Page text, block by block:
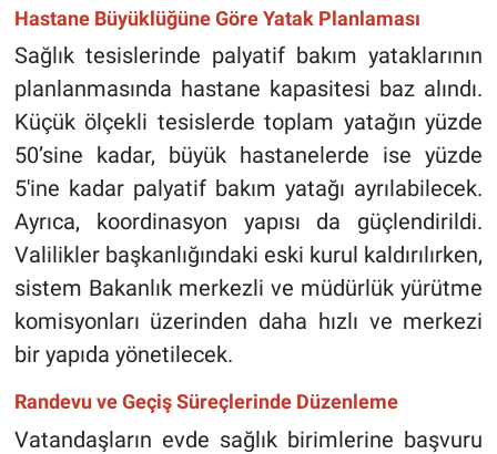
Hastane Büyüklüğüne Göre Yatak Planlaması
Sağlık tesislerinde palyatif bakım yataklarının
planlanmasında hastane kapasitesi baz alındı.
Küçük ölçekli tesislerde toplam yatağın yüzde
50’sine kadar, büyük hastanelerde ise yüzde
5'ine kadar palyatif bakım yatağı ayrılabilecek.
Ayrıca, koordinasyon yapısı da güçlendirildi.
Valilikler başkanlığındaki eski kurul kaldırılırken,
sistem Bakanlık merkezli ve müdürlük yürütme
komisyonları üzerinden daha hızlı ve merkezi
bir yapıda yönetilecek.
Randevu ve Geçiş Süreçlerinde Düzenleme
Vatandaşların evde sağlık birimlerine başvuru